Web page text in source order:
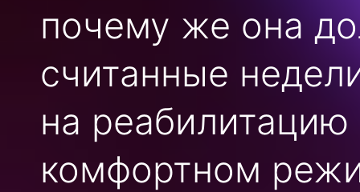
почему же она
считанные
на
комфортном